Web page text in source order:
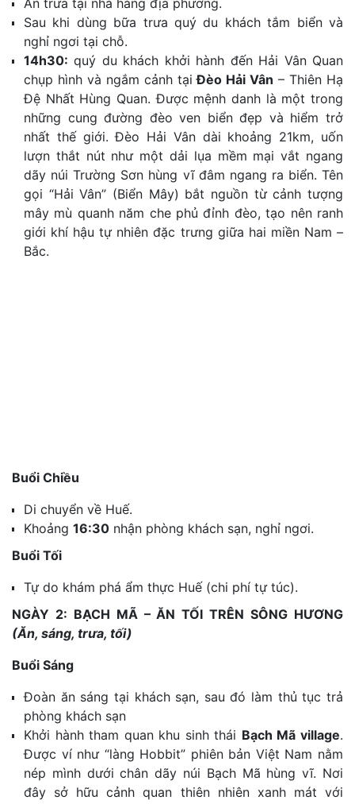
Sau khi dùng bữa trưa quý du khách tắm biển và
nghỉ ngơi tại chỗ.
14h30: quý du khách khởi hành đến Hải Vân Quan
chụp hình và ngắm cảnh tạiĐèo Hải Vân – Thiên Hạ
Đệ Nhất Hùng Quan. Được mệnh danh là một trong
những cung đường đèo ven biển đẹp và hiểm trở
nhất thế giới. Đèo Hải Vân dài khoảng 21km, uốn
lượn thắt nút như một dải lụa mềm mại vắt ngang
dãy núi Trường Sơn hùng vĩ đâm ngang ra biển. Tên
gọi “Hải Vân” (Biển Mây) bắt nguồn từ cảnh tượng
mây mù quanh năm che phủ đỉnh đèo, tạo nên ranh
giới khí hậu tự nhiên đặc trưng giữa hai miền Nam –
Bắc.
Buổi Chiều
Di chuyển về Huế.
Khoảng 16:30 nhận phòng khách sạn, nghỉ ngơi.
Buổi Tối
Tự do khám phá ẩm thực Huế (chi phí tự túc).
NGÀY 2: BẠCH MÃ – ĂN TỐI TRÊN SÔNG HƯƠNG
(Ăn, sáng, trưa, tối)
Buổi Sáng
Đoàn ăn sáng tại khách sạn, sau đó làm thủ tục trả
phòng khách sạn
Khởi hành tham quan khu sinh thái Bạch Mã village.
Được ví như “làng Hobbit” phiên bản Việt Nam nằm
nép mình dưới chân dãy núi Bạch Mã hùng vĩ. Nơi
đây sở hữu cảnh quan thiên nhiên xanh mát với